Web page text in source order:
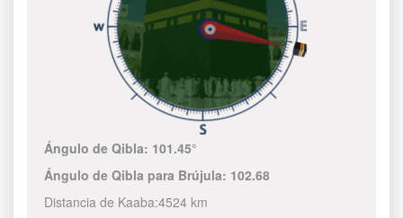
Ángulo de Qibla: 101.45°
Ángulo de Qibla para Brújula: 102.68
Distancia de Kaaba:4524 km